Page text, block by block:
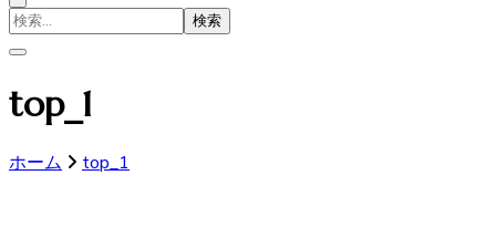
検
索
象:
top_1
ホーム top_1